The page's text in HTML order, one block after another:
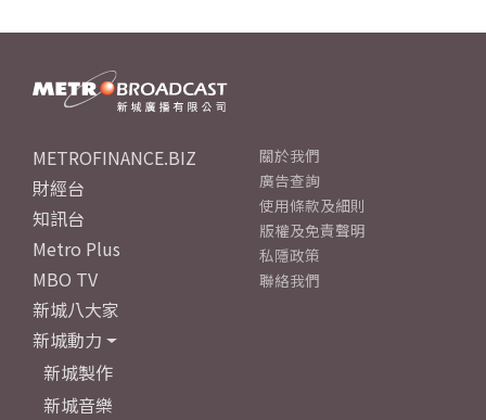
METROFINANCE.BIZ
財經台
知訊台
Metro Plus
MBO TV
新城八大家
新城動力
新城製作
新城音樂
關於我們
廣告查詢
使用條款及細則
版權及免責聲明
私隱政策
聯絡我們